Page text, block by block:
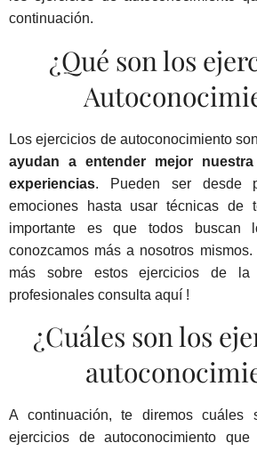
continuación.
¿Qué son los
Los ejercicios de autoconocimiento
ayudan a entender mejor
experiencias. Pueden ser desde
emociones hasta usar técnicas de
importante es que todos buscan
conozcamos más a nosotros
más sobre estos ejercicios de la
profesionales consulta aquí !
¿Cuáles son los
A continuación, te diremos cuáles
ejercicios de autoconocimiento